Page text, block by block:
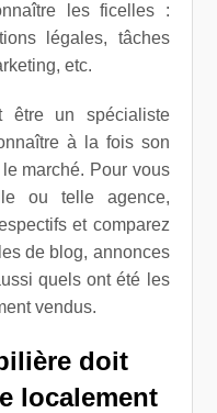
les ficelles :
légales, tâches
etc.
être un spécialiste
à la fois son
marché. Pour vous
ou telle agence,
et comparez
de blog, annonces
quels ont été les
vendus.
doit
localement